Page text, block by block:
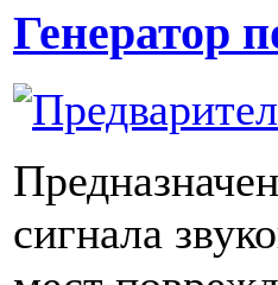
Генератор
сигнала